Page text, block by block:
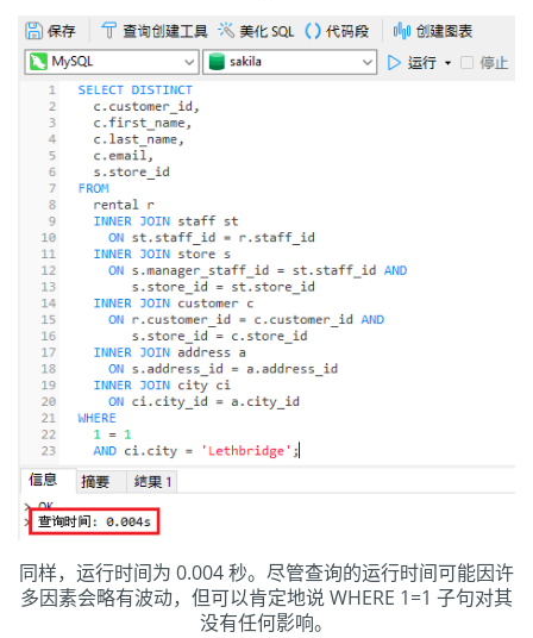
同样，运行时间为 0.004 秒。尽管查询的运行时间可能因许
多因素会略有波动，但可以肯定地说 WHERE 1=1 子句对其
没有任何影响。